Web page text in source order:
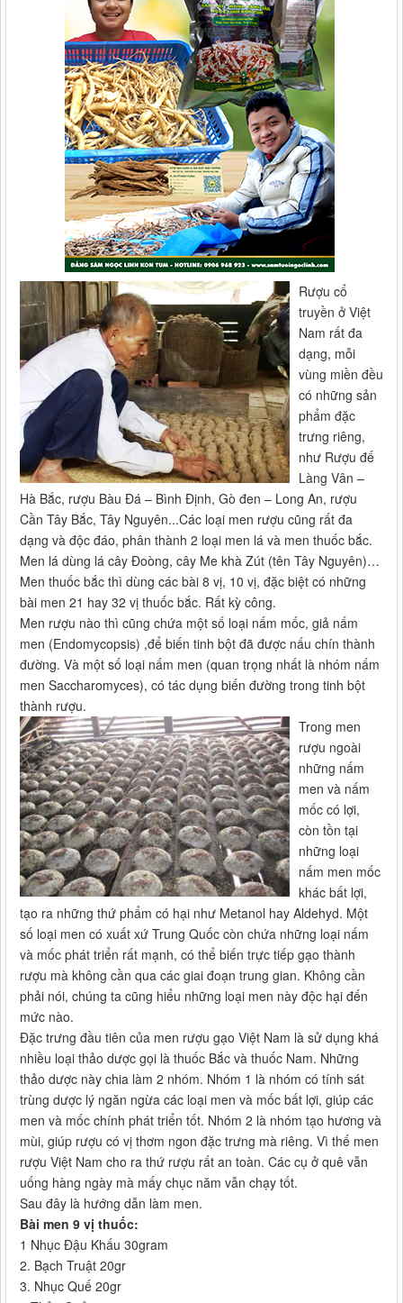
Rượu cổ
truyền ở Việt
Nam rất đa
dạng, mỗi
vùng miền đều
có những sản
phẩm đặc
trưng riêng,
như Rượu đế
Làng Vân –
Hà Bắc, rượu Bàu Đá – Bình Định, Gò đen – Long An, rượu
Cần Tây Bắc, Tây Nguyên...Các loại men rượu cũng rất đa
dạng và độc đáo, phân thành 2 loại men lá và men thuốc bắc.
Men lá dùng lá cây Đoòng, cây Me khà Zút (tên Tây Nguyên)…
Men thuốc bắc thì dùng các bài 8 vị, 10 vị, đặc biệt có những
bài men 21 hay 32 vị thuốc bắc. Rất kỳ công.
Men rượu nào thì cũng chứa một số loại nấm mốc, giả nấm
men (Endomycopsis) ,để biến tinh bột đã được nấu chín thành
đường. Và một số loại nấm men (quan trọng nhất là nhóm nấm
men Saccharomyces), có tác dụng biến đường trong tinh bột
thành rượu.
Trong men
rượu ngoài
những nấm
men và nấm
mốc có lợi,
còn tồn tại
những loại
nấm men mốc
khác bất lợi,
tạo ra những thứ phẩm có hại như Metanol hay Aldehyd. Một
số loại men có xuất xứ Trung Quốc còn chứa những loại nấm
và mốc phát triển rất mạnh, có thể biến trực tiếp gạo thành
rượu mà không cần qua các giai đoạn trung gian. Không cần
phải nói, chúng ta cũng hiểu những loại men này độc hại đến
mức nào.
Đặc trưng đầu tiên của men rượu gạo Việt Nam là sử dụng khá
nhiều loại thảo dược gọi là thuốc Bắc và thuốc Nam. Những
thảo dược này chia làm 2 nhóm. Nhóm 1 là nhóm có tính sát
trùng dược lý ngăn ngừa các loại men và mốc bất lợi, giúp các
men và mốc chính phát triển tốt. Nhóm 2 là nhóm tạo hương và
mùi, giúp rượu có vị thơm ngon đặc trưng mà riêng. Vì thế men
rượu Việt Nam cho ra thứ rượu rất an toàn. Các cụ ở quê vẫn
uống hàng ngày mà mấy chục năm vẫn chạy tốt.
Sau đây là hướng dẫn làm men.
Bài men 9 vị thuốc:
1 Nhục Đậu Khấu 30gram
2. Bạch Truật 20gr
3. Nhục Quế 20gr